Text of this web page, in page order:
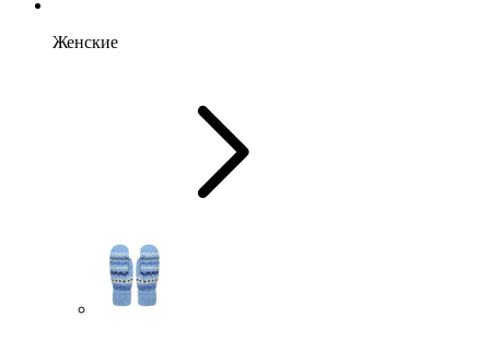
Женские